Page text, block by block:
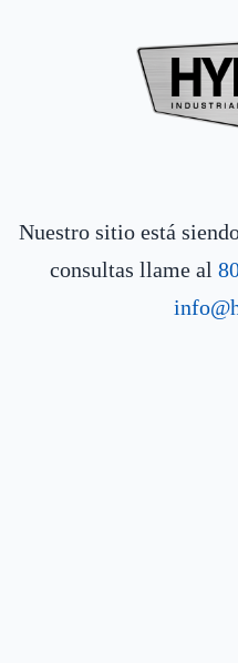
Nuestro sitio está
consultas llame al